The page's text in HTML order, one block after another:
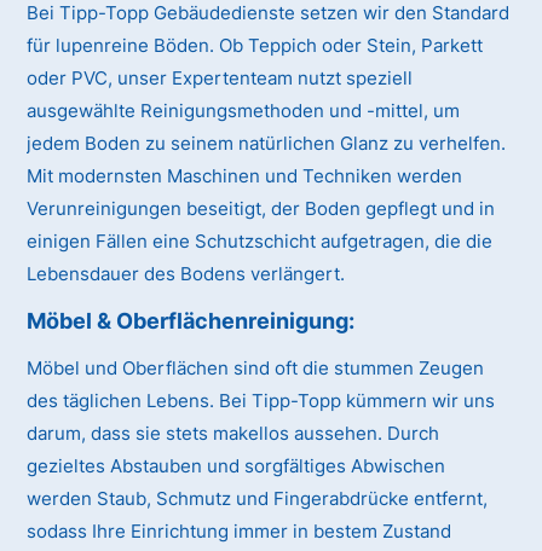
Bei Tipp-Topp Gebäudedienste setzen wir den Standard
für lupenreine Böden. Ob Teppich oder Stein, Parkett
oder PVC, unser Expertenteam nutzt speziell
ausgewählte Reinigungsmethoden und -mittel, um
jedem Boden zu seinem natürlichen Glanz zu verhelfen.
Mit modernsten Maschinen und Techniken werden
Verunreinigungen beseitigt, der Boden gepflegt und in
einigen Fällen eine Schutzschicht aufgetragen, die die
Lebensdauer des Bodens verlängert.
Möbel & Oberflächenreinigung:
Möbel und Oberflächen sind oft die stummen Zeugen
des täglichen Lebens. Bei Tipp-Topp kümmern wir uns
darum, dass sie stets makellos aussehen. Durch
gezieltes Abstauben und sorgfältiges Abwischen
werden Staub, Schmutz und Fingerabdrücke entfernt,
sodass Ihre Einrichtung immer in bestem Zustand